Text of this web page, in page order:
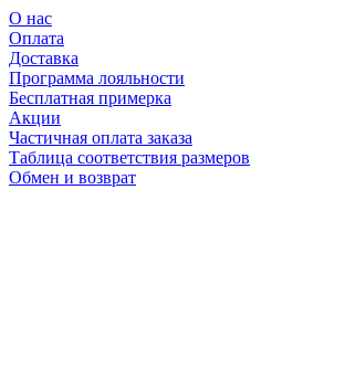
О нас
Оплата
Доставка
Программа лояльности
Бесплатная примерка
Акции
Частичная оплата заказа
Таблица соответствия размеров
Обмен и возврат